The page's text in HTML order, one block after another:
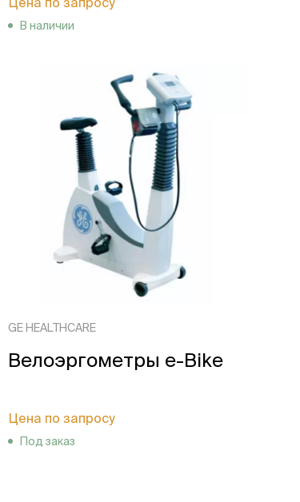
В наличии
GE HEALTHCARE
Велоэргометры e-Bike
Цена по запросу
Под заказ